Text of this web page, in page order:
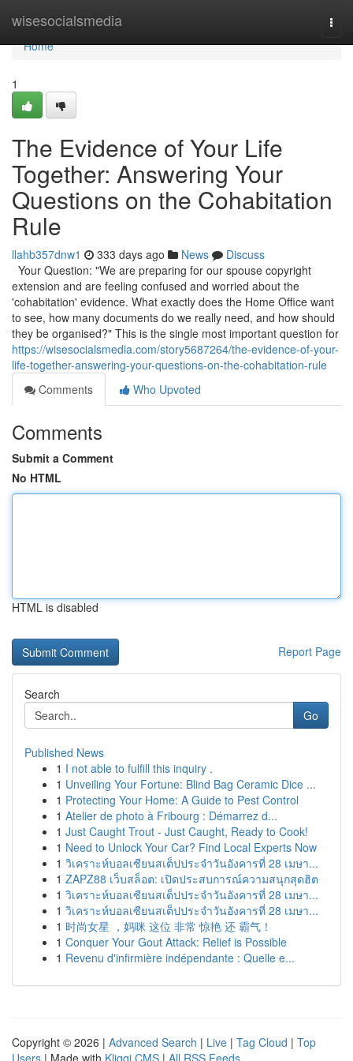
wisesocialsmedia
Home
Home
1
The Evidence of Your Life
Together: Answering Your
Questions on the Cohabitation
Rule
llahb357dnw1 333 days ago News
Discuss
Your Question: "We are preparing for our spouse copyright
extension and are feeling confused and worried about the
'cohabitation' evidence. What exactly does the Home Office want
to see, how many documents do we really need, and how should
they be organised?" This is the single most important question for
https://wisesocialsmedia.com/story5687264/the-evidence-of-your-
life-together-answering-your-questions-on-the-cohabitation-rule
Comments
Who Upvoted
Comments
Submit a Comment
No HTML
HTML is disabled
Report Page
Search
Go
Published News
1 I not able to fulfill this inquiry .
1 Unveiling Your Fortune: Blind Bag Ceramic Dice ...
1 Protecting Your Home: A Guide to Pest Control
1 Atelier de photo à Fribourg : Démarrez d...
1 Just Caught Trout - Just Caught, Ready to Cook!
1 Need to Unlock Your Car? Find Local Experts Now
1 วิเคราะห์บอลเซียนสเต็ปประจำวันอังคารที่ 28 เมษา...
1 ZAPZ88 เว็บสล็อต: เปิดประสบการณ์ความสนุกสุดฮิต
1 วิเคราะห์บอลเซียนสเต็ปประจำวันอังคารที่ 28 เมษา...
1 วิเคราะห์บอลเซียนสเต็ปประจำวันอังคารที่ 28 เมษา...
1 时尚女星 ，妈咪 这位 非常 惊艳 还 霸气！
1 Conquer Your Gout Attack: Relief is Possible
1 Revenu d'infirmière indépendante : Quelle e...
Copyright © 2026 | Advanced Search | Live | Tag Cloud | Top
Users | Made with Kliqqi CMS | All RSS Feeds